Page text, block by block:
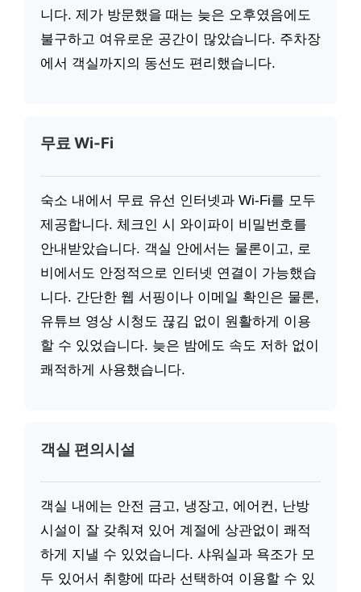
니다. 제가 방문했을 때는 늦은 오후였음에도
불구하고 여유로운 공간이 많았습니다. 주차장
에서 객실까지의 동선도 편리했습니다.
무료 Wi-Fi
숙소 내에서 무료 유선 인터넷과 Wi-Fi를 모두
제공합니다. 체크인 시 와이파이 비밀번호를
안내받았습니다. 객실 안에서는 물론이고, 로
비에서도 안정적으로 인터넷 연결이 가능했습
니다. 간단한 웹 서핑이나 이메일 확인은 물론,
유튜브 영상 시청도 끊김 없이 원활하게 이용
할 수 있었습니다. 늦은 밤에도 속도 저하 없이
쾌적하게 사용했습니다.
객실 편의시설
객실 내에는 안전 금고, 냉장고, 에어컨, 난방
시설이 잘 갖춰져 있어 계절에 상관없이 쾌적
하게 지낼 수 있었습니다. 샤워실과 욕조가 모
두 있어서 취향에 따라 선택하여 이용할 수 있